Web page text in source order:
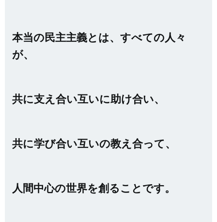
本当の民主主義とは、すべての人々
が、
共に支え合い互いに助け合い、
共に学び合い互いの教え合って、
人間中心の世界を創ることです。